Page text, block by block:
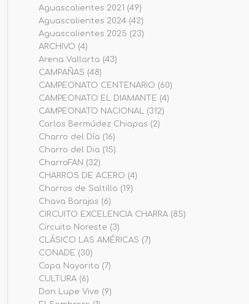
Aguascalientes 2021 (49)
Aguascalientes 2024 (42)
Aguascalientes 2025 (23)
ARCHIVO (4)
Arena Vallarta (43)
CAMPAÑAS (48)
CAMPEONATO CENTENARIO (60)
CAMPEONATO EL DIAMANTE (4)
CAMPEONATO NACIONAL
(312)
Carlos Bermúdez Chiapas (2)
Charro del Día (16)
Charro del Dia (15)
CharroFAN (32)
CHARROS DE ACERO (4)
Charros de Saltillo (19)
Chava Barajas (6)
CIRCUITO EXCELENCIA CHARRA (85)
Circuito Noreste (3)
CLÁSICO LAS AMÉRICAS (7)
CONADE (30)
Copa Nayarita (7)
CULTURA (6)
Don Lupe Vive (9)